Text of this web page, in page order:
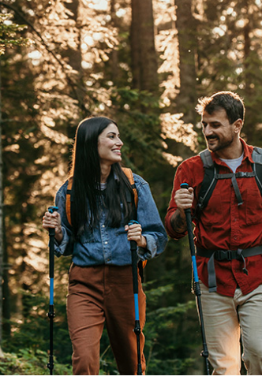
Marienglashöhle utanför
kan du kliva ner i en förtrollande
i Europa. I Ohrdruf (10 km) kan du
– och mer ingenjörskonst får
som levererar dricksvatten
den beskedliga porten till stadens slott
tips på en hemlig liten pärla? Ja, då ska
vingslag susar mellan gatorna i